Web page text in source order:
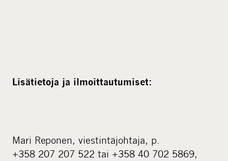
Lisätietoja ja ilmoittautumiset:
Mari Reponen, viestintäjohtaja, p.
+358 207 207 522 tai +358 40 702 5869,